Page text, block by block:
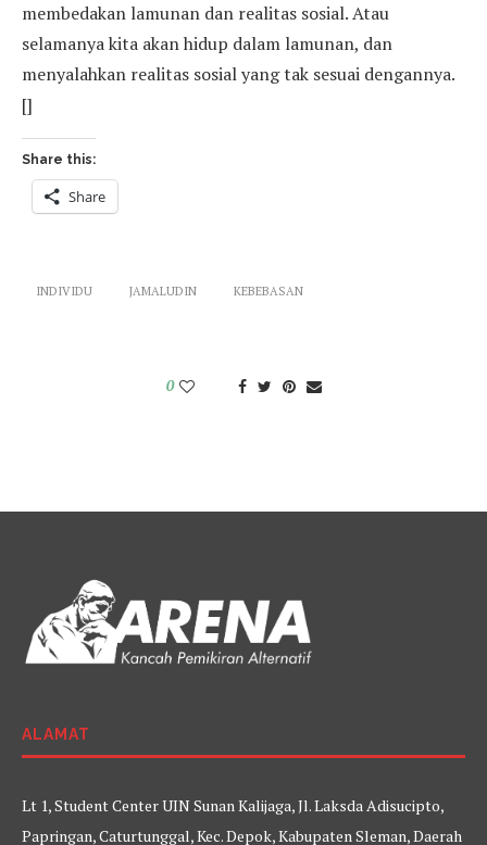
membedakan lamunan dan realitas sosial. Atau
selamanya kita akan hidup dalam lamunan, dan
menyalahkan realitas sosial yang tak sesuai dengannya.
[]
Share this:
Share
INDIVIDU JAMALUDIN KEBEBASAN
0
ALAMAT
Lt 1, Student Center UIN Sunan Kalijaga, Jl. Laksda Adisucipto,
Papringan, Caturtunggal, Kec. Depok, Kabupaten Sleman, Daerah